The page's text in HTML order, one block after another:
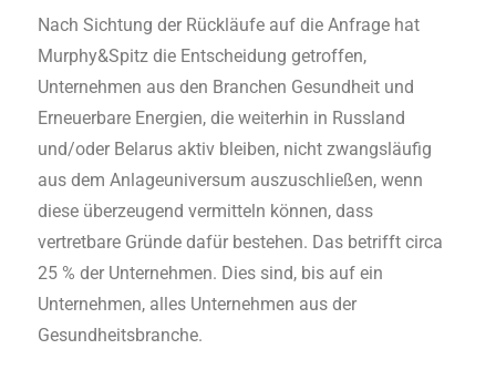
Nach Sichtung der Rückläufe auf die Anfrage hat
Murphy&Spitz die Entscheidung getroffen,
Unternehmen aus den Branchen Gesundheit und
Erneuerbare Energien, die weiterhin in Russland
und/oder Belarus aktiv bleiben, nicht zwangsläufig
aus dem Anlageuniversum auszuschließen, wenn
diese überzeugend vermitteln können, dass
vertretbare Gründe dafür bestehen. Das betrifft circa
25 % der Unternehmen. Dies sind, bis auf ein
Unternehmen, alles Unternehmen aus der
Gesundheitsbranche.